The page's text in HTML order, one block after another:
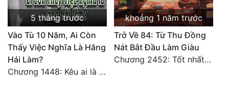
5 tháng trước
Vào Tù 10 Năm, Ai Còn
Thấy Việc Nghĩa Là Hăng
Hái Làm?
Chương 1448: Kêu ai là cha?
khoảng 1 năm trước
Trở Về 84: Từ Thu Đồng
Nát Bắt Đầu Làm Giàu
Chương 2452: Tốt nhất tất cả